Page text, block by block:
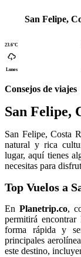
San Felipe,
23.6°C
Lunes
Consejos de viajes
San Felipe,
San Felipe, Costa
natural y rica
lugar, aquí tienes
necesitas para
Top Vuelos a
EnPlanetrip.co,
permitirá
forma rápida y
principales
este destino,